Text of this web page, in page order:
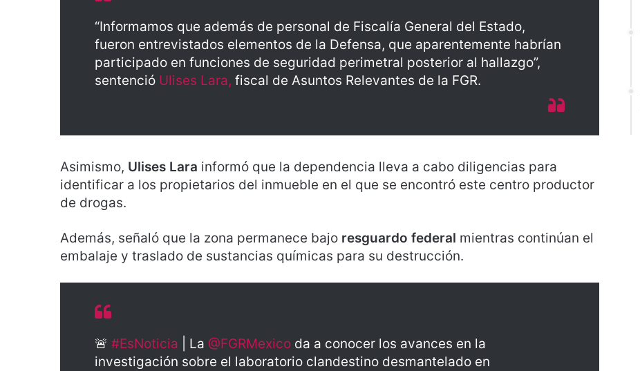
“Informamos que además de personal de Fiscalía General del Estado,
fueron entrevistados elementos de la Defensa, que aparentemente habrían
participado en funciones de seguridad perimetral posterior al hallazgo”,
sentenció Ulises Lara, fiscal de Asuntos Relevantes de la FGR.
Asimismo, Ulises Lara informó que la dependencia lleva a cabo diligencias para
identificar a los propietarios del inmueble en el que se encontró este centro productor
de drogas.
Además, señaló que la zona permanece bajo resguardo federal mientras continúan el
embalaje y traslado de sustancias químicas para su destrucción.
🚨 #EsNoticia | La @FGRMexico da a conocer los avances en la
investigación sobre el laboratorio clandestino desmantelado en